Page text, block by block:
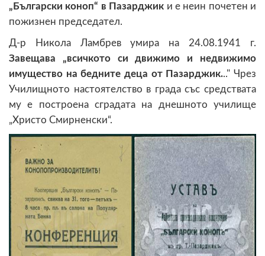
„Български коноп“ в Пазарджик и е неин почетен и
пожизнен председател.
Д-р Никола Ламбрев умира на 24.08.1941 г.
Завещава „всичкото си движимо и недвижимо
имущество на бедните деца от Пазарджик..." Чрез
Училищното настоятелство в града със средствата
му е построена сградата на днешното училище
„Христо Смирненски“.